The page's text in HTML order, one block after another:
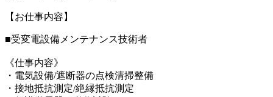
【お仕事内容】
■受変電設備メンテナンス技術者
《仕事内容》
・電気設備/遮断器の点検清掃整備
・接地抵抗測定/絶縁抵抗測定